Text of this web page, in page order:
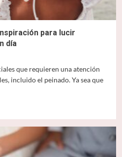
para lucir
día
que requieren una atención
incluido el peinado. Ya sea que